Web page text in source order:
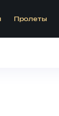
Пролеты